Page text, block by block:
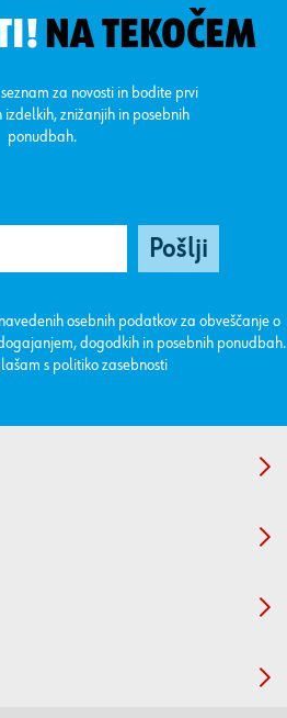
NA TEKOČEM
za novosti in bodite prvi
izdelkih, znižanjih in posebnih
ponudbah.
osebnih podatkov za obveščanje o
dogodkih in posebnih ponudbah.
s politiko zasebnosti